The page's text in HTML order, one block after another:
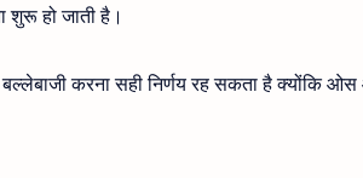
शुरू हो जाती है।
बल्लेबाजी करना सही निर्णय रह सकता है क्योंकि